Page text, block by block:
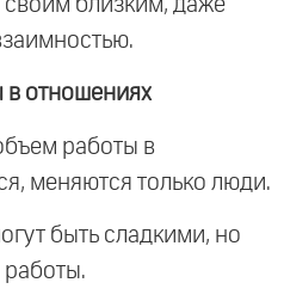
отношениях
работы в
меняются только люди.
быть сладкими, но